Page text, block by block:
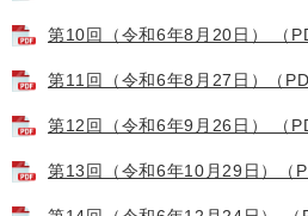
第10回（令和6年8月20日） （
第11回（令和6年8月27日）（
第12回（令和6年9月26日） （
第13回（令和6年10月29日）（